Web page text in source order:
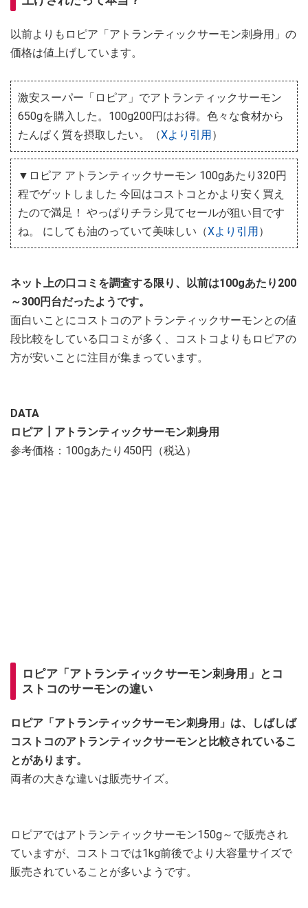
以前よりもロピア「アトランティックサーモン刺身用」の
価格は値上げしています。
激安スーパー「ロピア」でアトランティックサーモン
650gを購入した。100g200円はお得。色々な食材から
たんぱく質を摂取したい。（Xより引用）
▼ロピア アトランティックサーモン 100gあたり320円
程でゲットしました 今回はコストコとかより安く買え
たので満足！ やっぱりチラシ見てセールが狙い目です
ね。 にしても油のっていて美味しい（Xより引用）
ネット上の口コミを調査する限り、以前は100gあたり200
～300円台だったようです。
面白いことにコストコのアトランティックサーモンとの値
段比較をしている口コミが多く、コストコよりもロピアの
方が安いことに注目が集まっています。
DATA
ロピア┃アトランティックサーモン刺身用
参考価格：100gあたり450円（税込）
ロピア「アトランティックサーモン刺身用」とコ
ストコのサーモンの違い
ロピア「アトランティックサーモン刺身用」は、しばしば
コストコのアトランティックサーモンと比較されているこ
とがあります。
両者の大きな違いは販売サイズ。
ロピアではアトランティックサーモン150g～で販売され
ていますが、コストコでは1kg前後でより大容量サイズで
販売されていることが多いようです。